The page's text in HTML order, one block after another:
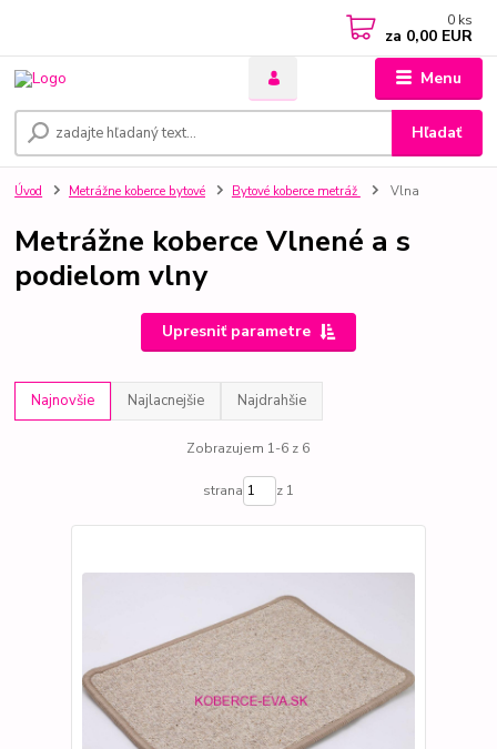
Menu
Hľadať
0 ks
za 0,00 EUR
Úvod Metrážne koberce bytové Bytové koberce metráž Vlna
Metrážne koberce Vlnené a s
podielom vlny
Upresniť parametre
Najnovšie Najlacnejšie Najdrahšie
Zobrazujem 1-6 z 6
strana z 1